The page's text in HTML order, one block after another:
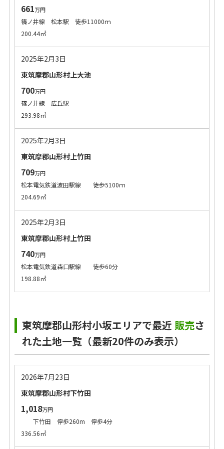
661万円
篠ノ井線 松本駅 徒歩11000ｍ
200.44㎡
2025年2月3日
東筑摩郡山形村上大池
700万円
篠ノ井線 広丘駅
293.98㎡
2025年2月3日
東筑摩郡山形村上竹田
709万円
松本電気鉄道波田駅線 徒歩5100ｍ
204.69㎡
2025年2月3日
東筑摩郡山形村上竹田
740万円
松本電気鉄道森口駅線 徒歩60分
198.88㎡
東筑摩郡山形村小坂エリアで最近 販売さ
れた土地一覧（最新20件のみ表示）
2026年7月23日
東筑摩郡山形村下竹田
1,018万円
下竹田 停歩260m 停歩4分
336.56㎡